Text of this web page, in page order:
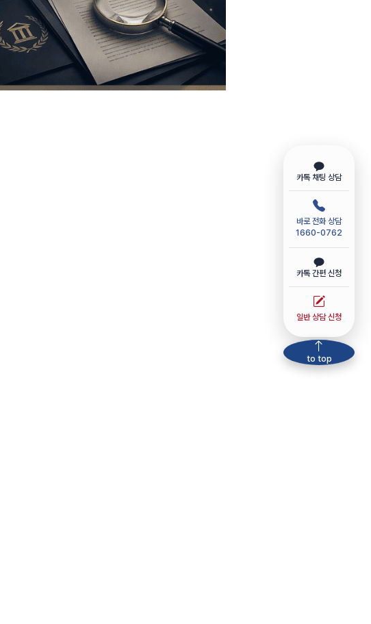
카톡 채팅 상담
바로 전화 상담
1660-0762
카톡 간편 신청
일반 상담 신청
to top